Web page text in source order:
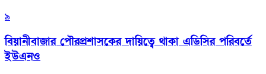
৯
বিয়ানীবাজার পৌরপ্রশাসকের দায়িত্বে থাকা এডিসির পরিবর্তে
ইউএনও